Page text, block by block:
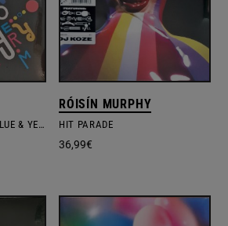
GRATEST HITS – LTD. BLUE & YELLOW VINYL
RÓISÍN MURPHY
HIT PARADE
36,99€